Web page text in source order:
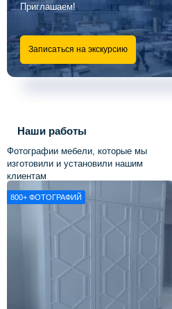
Приглашаем!
Записаться на экскурсию
Наши работы
Фотографии мебели, которые мы
изготовили и установили нашим
клиентам
800+ ФОТОГРАФИЙ